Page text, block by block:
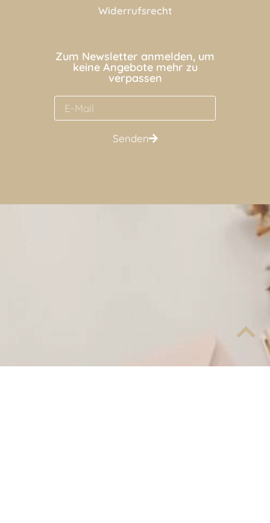
Widerrufsrecht
Zum Newsletter anmelden, um
keine Angebote mehr zu
verpassen
Senden